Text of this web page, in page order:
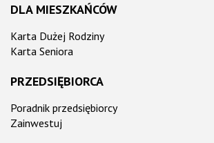
DLA MIESZKAŃCÓW
Karta Dużej Rodziny
Karta Seniora
PRZEDSIĘBIORCA
Poradnik przedsiębiorcy
Zainwestuj